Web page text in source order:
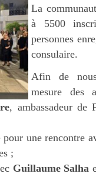
La
à 5500
personnes
consulaire.
Afin de
mesure des
, ambassadeur de
une rencontre
;
Guillaume Salha